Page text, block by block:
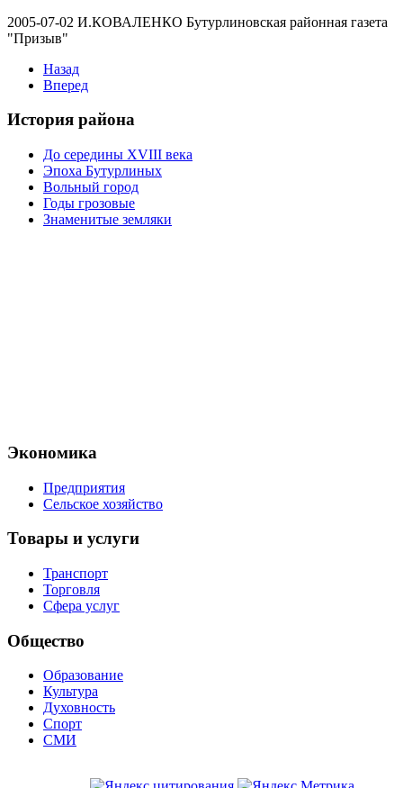
2005-07-02 И.КОВАЛЕНКО Бутурлиновская районная газета
"Призыв"
Назад
Вперед
История района
До середины XVIII века
Эпоха Бутурлиных
Вольный город
Годы грозовые
Знаменитые земляки
Экономика
Предприятия
Сельское хозяйство
Товары и услуги
Транспорт
Торговля
Сфера услуг
Общество
Образование
Культура
Духовность
Спорт
СМИ